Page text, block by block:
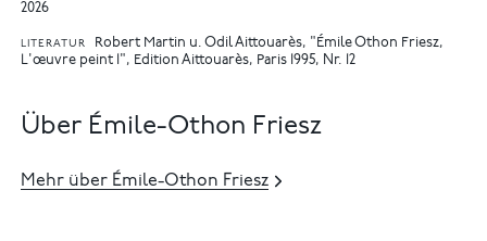
2026
LITERATUR
Robert Martin u. Odil Aittouarès, "Émile Othon Friesz,
L'œuvre peint 1", Edition Aittouarès, Paris 1995, Nr. 12
Über Émile-Othon Friesz
Mehr über Émile-Othon Friesz